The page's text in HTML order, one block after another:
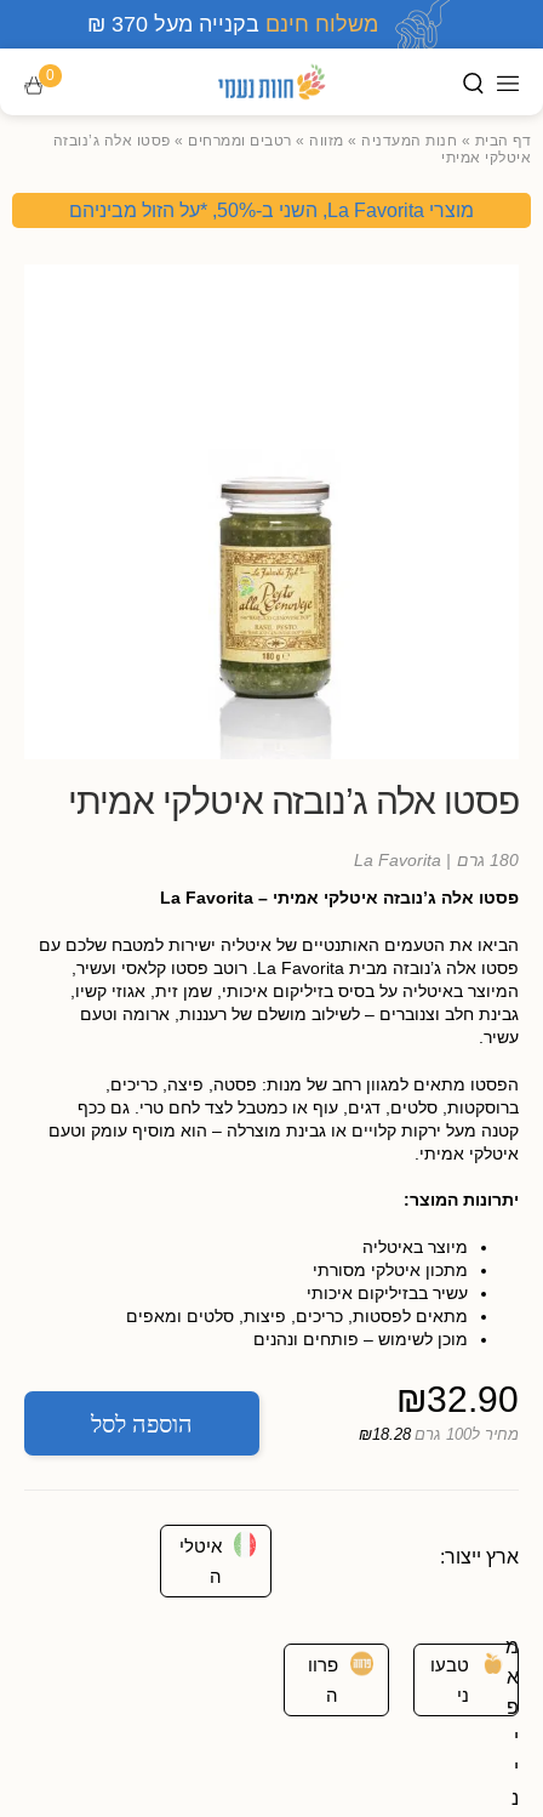
משלוח חינם בקנייה מעל 370 ₪
0
דף הבית » חנות המעדניה » מזווה » רטבים וממרחים » פסטו אלה ג’נובזה
איטלקי אמיתי
מוצרי La Favorita, השני ב-50%, *על הזול מביניהם
פסטו אלה ג’נובזה איטלקי אמיתי
180 גרם
| La Favorita
פסטו אלה ג’נובזה איטלקי אמיתי – La Favorita
הביאו את הטעמים האותנטיים של איטליה ישירות למטבח שלכם עם
פסטו אלה ג’נובזה מבית La Favorita. רוטב פסטו קלאסי ועשיר,
המיוצר באיטליה על בסיס בזיליקום איכותי, שמן זית, אגוזי קשיו,
גבינת חלב וצנוברים – לשילוב מושלם של רעננות, ארומה וטעם
עשיר.
הפסטו מתאים למגוון רחב של מנות: פסטה, פיצה, כריכים,
ברוסקטות, סלטים, דגים, עוף או כמטבל לצד לחם טרי. גם ככף
קטנה מעל ירקות קלויים או גבינת מוצרלה – הוא מוסיף עומק וטעם
איטלקי אמיתי.
יתרונות המוצר:
מיוצר באיטליה
מתכון איטלקי מסורתי
עשיר בבזיליקום איכותי
מתאים לפסטות, כריכים, פיצות, סלטים ומאפים
מוכן לשימוש – פותחים ונהנים
₪32.90
מחיר ל100 גרם ₪18.28 הוספה לסל
ארץ ייצור:
איטלי
ה
מ
א
פ
י
י
נ
טבעו
ני
פרוו
ה